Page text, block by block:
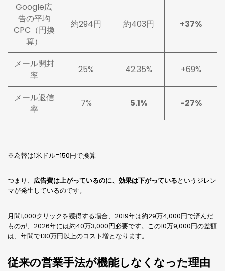
Google広
告の平均
CPC（円換
算）
約294円 約403円 +37%
メール開封
率
25% 42.35% +69%
メール返信
率
7% 5.1% -27%
※為替は1米ドル=150円で換算
つまり、 広告費は上がっているのに、効果は下がっているというジレン
マが発生しているのです。
月間1,000クリックを獲得する場合、2019年は約29万4,000円で済んだ
ものが、2026年には約40万3,000円必要です。この10万9,000円の差額
は、年間で130万円以上のコスト増となります。
従来の営業手法が機能しなくなった理由